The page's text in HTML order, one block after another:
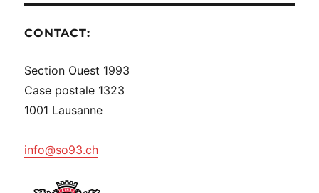
CONTACT:
Section Ouest 1993
Case postale 1323
1001 Lausanne
info@so93.ch